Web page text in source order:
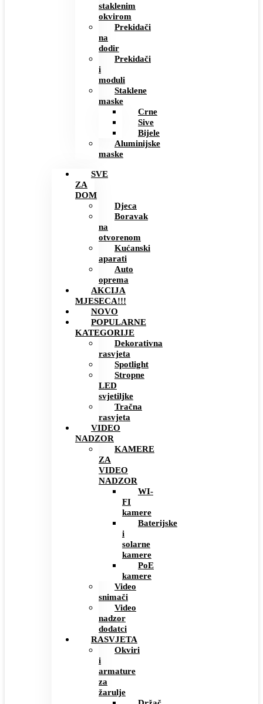
staklenim
okvirom
Prekidači
na
dodir
Prekidači
i
moduli
Staklene
maske
Crne
Sive
Bijele
Aluminijske
maske
SVE
ZA
DOM
Djeca
Boravak
na
otvorenom
Kućanski
aparati
Auto
oprema
AKCIJA
MJESECA!!!
NOVO
POPULARNE
KATEGORIJE
Dekorativna
rasvjeta
Spotlight
Stropne
LED
svjetiljke
Tračna
rasvjeta
VIDEO
NADZOR
KAMERE
ZA
VIDEO
NADZOR
WI-
FI
kamere
Baterijske
i
solarne
kamere
PoE
kamere
Video
snimači
Video
nadzor
dodatci
RASVJETA
Okviri
i
armature
za
žarulje